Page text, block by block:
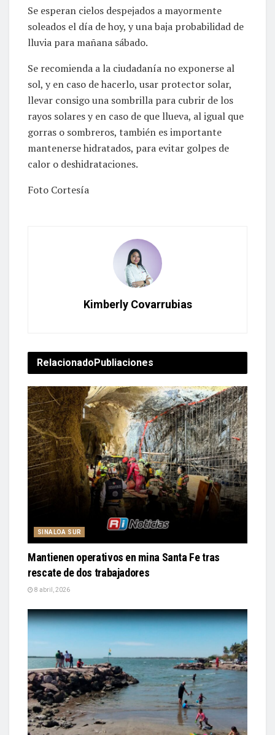
Se esperan cielos despejados a mayormente
soleados el día de hoy, y una baja probabilidad de
lluvia para mañana sábado.
Se recomienda a la ciudadanía no exponerse al
sol, y en caso de hacerlo, usar protector solar,
llevar consigo una sombrilla para cubrir de los
rayos solares y en caso de que llueva, al igual que
gorras o sombreros, también es importante
mantenerse hidratados, para evitar golpes de
calor o deshidrataciones.
Foto Cortesía
Kimberly Covarrubias
RelacionadoPubliaciones
SINALOA SUR
Mantienen operativos en mina Santa Fe tras
rescate de dos trabajadores
8 abril, 2026